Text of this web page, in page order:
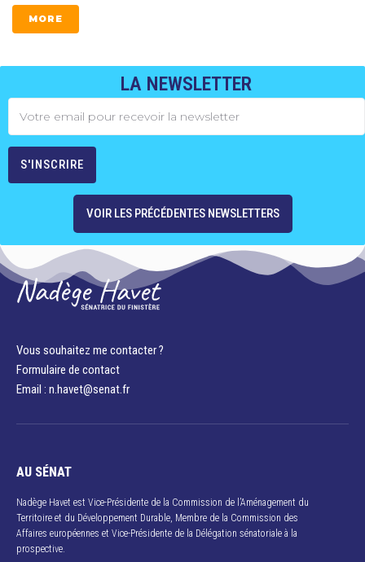
MORE
LA NEWSLETTER
VOIR LES PRÉCÉDENTES NEWSLETTERS
Vous souhaitez me contacter ?
Formulaire de contact
Email : n.havet@senat.fr​
AU SÉNAT
Nadège Havet est Vice-Présidente de la Commission de l’Aménagement du
Territoire et du Développement Durable, Membre de la Commission des
Affaires européennes et Vice-Présidente de la Délégation sénatoriale à la
prospective.